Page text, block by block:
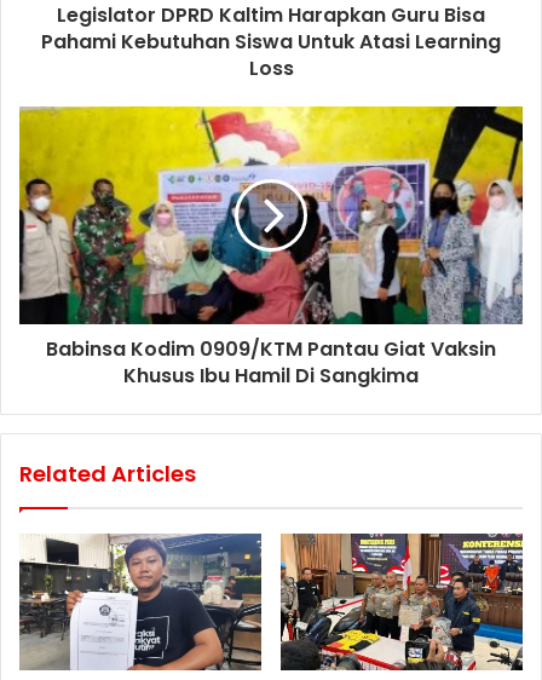
Legislator DPRD Kaltim Harapkan Guru Bisa
Pahami Kebutuhan Siswa Untuk Atasi Learning
Loss
Babinsa Kodim 0909/KTM Pantau Giat Vaksin
Khusus Ibu Hamil Di Sangkima
Related Articles